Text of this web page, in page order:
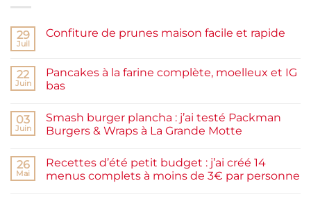
29
Juil
Confiture de prunes maison facile et rapide
Confiture
de
prunes
et
rapide
22
Juin
Pancakes à la farine complète, moelleux et IG
bas
sur
Pancakes
à
complète,
moelleux
et
03
Juin
Smash burger plancha : j’ai testé Packman
Burgers & Wraps à La Grande Motte
sur
Smash
burger
26
Mai
Recettes d’été petit budget : j’ai créé 14
menus complets à moins de 3€ par personne